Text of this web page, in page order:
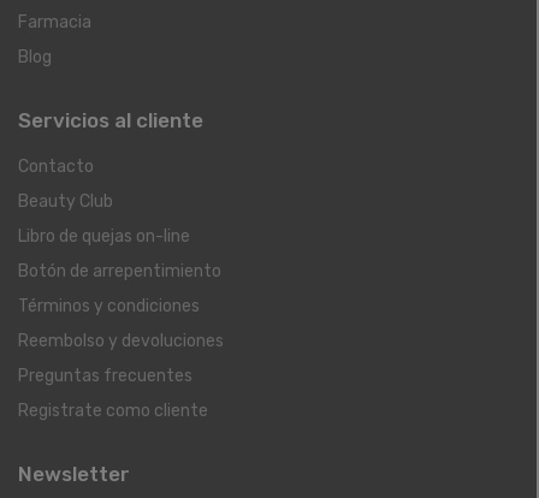
Farmacia
Blog
Servicios al cliente
Contacto
Beauty Club
Libro de quejas on-line
Botón de arrepentimiento
Términos y condiciones
Reembolso y devoluciones
Preguntas frecuentes
Registrate como cliente
Newsletter